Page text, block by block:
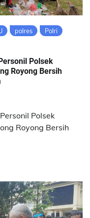
polres
Polri
Polsek
Royong Bersih
Polsek
Royong Bersih